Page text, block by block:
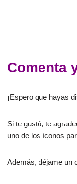
Comenta
¡Espero que hayas
Si te gustó, te
uno de los íconos
Además, déjame un